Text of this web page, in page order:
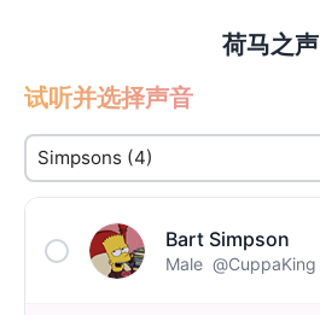
荷马之声
试听并选择声音
Bart Simpson
Male @CuppaKing